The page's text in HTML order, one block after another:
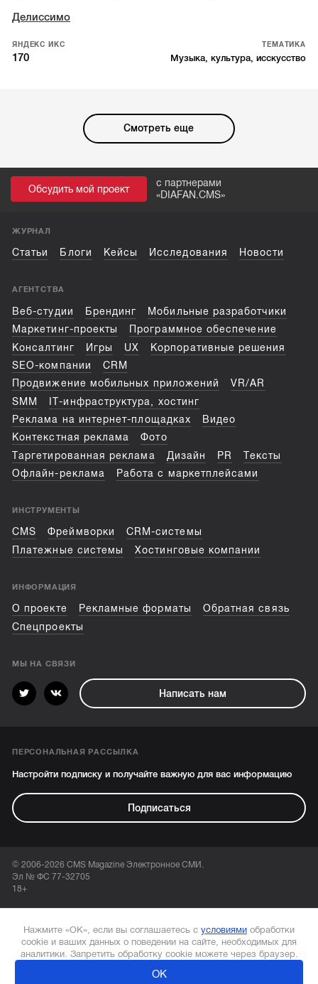
Делиссимо
ЯНДЕКС ИКС
170
ТЕМАТИКА
Музыка, культура, исскусство
Смотреть еще
Обсудить мой проект
с партнерами
«DIAFAN.CMS»
ЖУРНАЛ
Статьи Блоги Кейсы Исследования Новости
АГЕНТСТВА
Веб-студии Брендинг
Мобильные разработчики
Маркетинг-проекты
Программное обеспечение
Консалтинг
Игры UX
Корпоративные решения
SEO-компании
CRM
Продвижение мобильных приложений
VR/AR
SMM
IT-инфраструктура, хостинг
Реклама на интернет-площадках
Видео
Контекстная реклама
Фото
Таргетированная реклама
Дизайн PR
Тексты
Офлайн-реклама
Работа с маркетплейсами
ИНСТРУМЕНТЫ
CMS Фреймворки
CRM-системы
Платежные системы
Хостинговые компании
ИНФОРМАЦИЯ
О проекте Рекламные форматы
Обратная связь
Спецпроекты
МЫ НА СВЯЗИ
Написать нам
ПЕРСОНАЛЬНАЯ РАССЫЛКА
Настройти подписку и получайте важную для вас информацию
Подписаться
© 2006-2026 CMS Magazine Электронное СМИ.
Эл № ФС 77-32705
18+
Нажмите «ОК», если вы соглашаетесь с условиями обработки
cookie и ваших данных о поведении на сайте, необходимых для
аналитики. Запретить обработку cookie можете через браузер.
ОК